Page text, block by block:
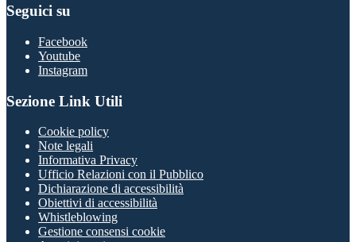
Seguici su
Facebook
Youtube
Instagram
Sezione Link Utili
Cookie policy
Note legali
Informativa Privacy
Ufficio Relazioni con il Pubblico
Dichiarazione di accessibilità
Obiettivi di accessibilità
Whistleblowing
Gestione consensi cookie